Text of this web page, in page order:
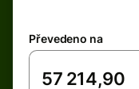
Převedeno na